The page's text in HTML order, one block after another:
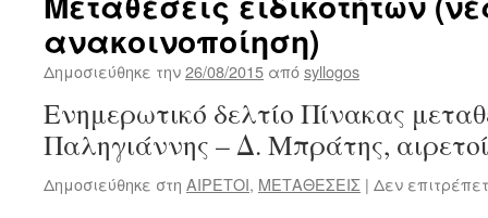
ανακοινοποίηση)
Δημοσιεύθηκε την26/08/2015 απόsyllogos
Ενημερωτικό δελτίο Πίνακας
Παληγιάννης – Δ. Μπράτης,
Δημοσιεύθηκε στη ΑΙΡΕΤΟΙ, ΜΕΤΑΘΕΣΕΙΣ | Δεν